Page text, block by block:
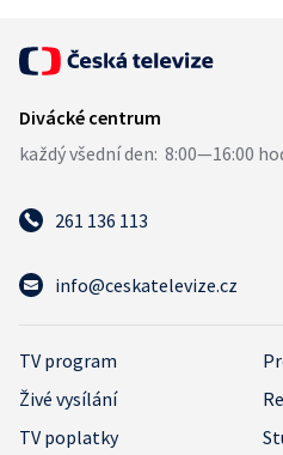
261 136 113
info@ceskatelevize.cz
TV program
Živé vysílání
TV poplatky